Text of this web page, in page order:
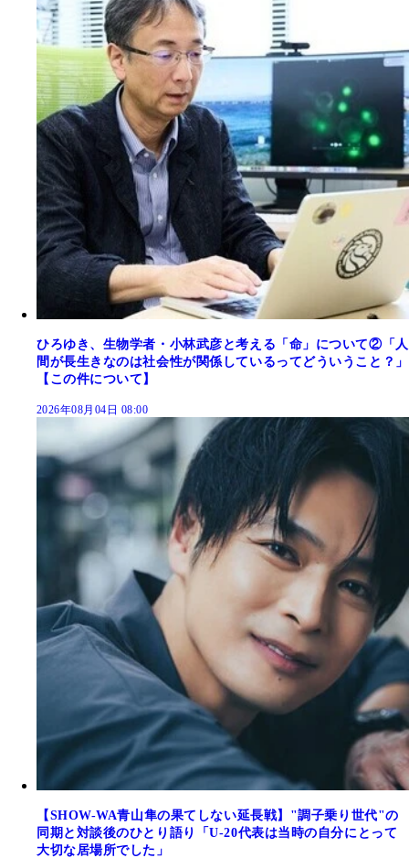
ひろゆき、生物学者・小林武彦と考える「命」について②「人
間が長生きなのは社会性が関係しているってどういうこと？」
【この件について】
2026年08月04日 08:00
【SHOW-WA青山隼の果てしない延長戦】"調子乗り世代"の
同期と対談後のひとり語り「U-20代表は当時の自分にとって
大切な居場所でした」